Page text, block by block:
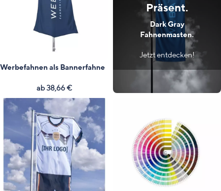
Werbefahnen als Bannerfahne
ab38,66€
Präsent.
Dark Gray
Fahnenmasten.
Jetzt entdecken!